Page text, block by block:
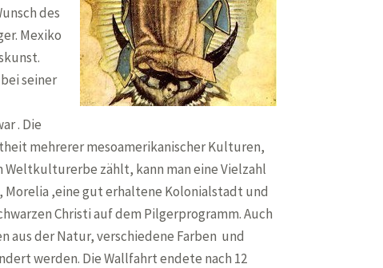
des
Mexiko
seiner
. Die
mehrerer mesoamerikanischer Kulturen,
Weltkulturerbe zählt, kann man eine Vielzahl
Morelia ,eine gut erhaltene Kolonialstadt und
Christi auf dem Pilgerprogramm. Auch
der Natur, verschiedene Farben und
werden. Die Wallfahrt endete nach 12